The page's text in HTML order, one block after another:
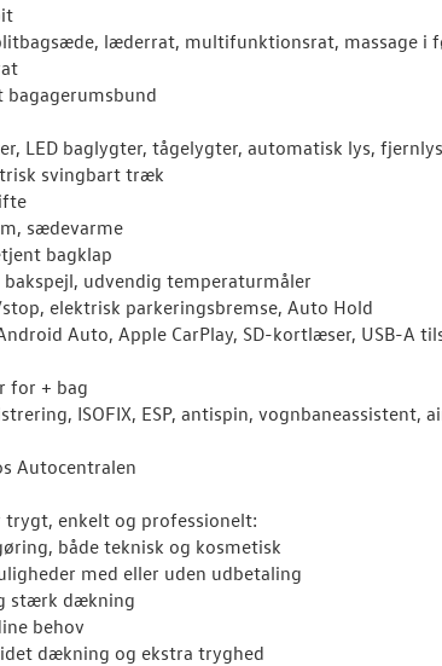
læderrat, multifunktionsrat, massage i
bagagerumsbund
LED baglygter, tågelygter, automatisk lys,
svingbart træk
sædevarme
bagklap
udvendig temperaturmåler
elektrisk parkeringsbremse, Auto Hold
Auto, Apple CarPlay, SD-kortlæser, USB-A
for + bag
ISOFIX, ESP, antispin, vognbaneassistent,
Autocentralen
enkelt og professionelt:
både teknisk og kosmetisk
med eller uden udbetaling
stærk dækning
behov
dækning og ekstra tryghed